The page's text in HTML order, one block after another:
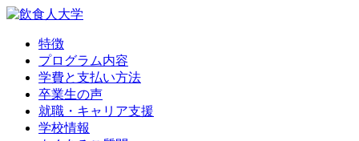
特徴
プログラム内容
学費と支払い方法
卒業生の声
就職・キャリア支援
学校情報